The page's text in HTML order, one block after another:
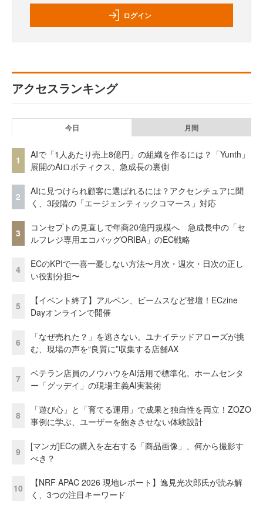
ログイン
アクセスランキング
今日 月間
1
AIで「1人あたり売上8億円」の組織を作るには？「Yunth」
展開のAiロボティクス、急成長の裏側
2
AIに見つけられ顧客に選ばれるには？アクセンチュアに聞
く、3段階の「エージェンティックコマース」対応
3
コンセプトの見直しで年商20億円規模へ 急成長中の「セ
ルフレジ専用エコバッグORIBA」のEC戦略
4
ECのKPIで一喜一憂しない方法〜月次・週次・日次の正し
い役割分担〜
5
【イベント終了】アルペン、ビームスなど登壇！ECzine
Dayオンラインで開催
6
「なぜ売れた？」を逃さない。ユナイテッドアローズが挑
む、現場の声を“良質に”収集する店舗AX
7
ベテラン店員のノウハウをAI活用で標準化。ホームセンタ
ー「グッデイ」の現場主義AI実装術
8
「遊び心」と「育てる運用」で成果と独自性を両立！ZOZO
事例に学ぶ、ユーザーを飽きさせない体験設計
9
[マンガ]ECの購入を左右する「商品画像」、何から撮影す
べき？
10
【NRF APAC 2026 現地レポート】逸見光次郎氏が読み解
く、3つの注目キーワード